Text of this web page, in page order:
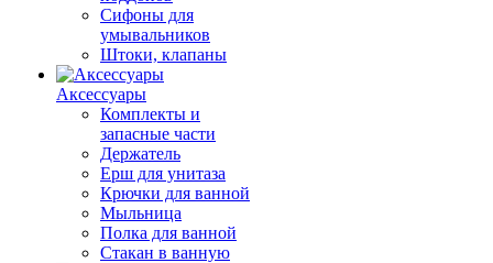
Сифоны для
умывальников
Штоки, клапаны
Аксессуары
Комплекты и
запасные части
Держатель
Ерш для унитаза
Крючки для ванной
Мыльница
Полка для ванной
Стакан в ванную